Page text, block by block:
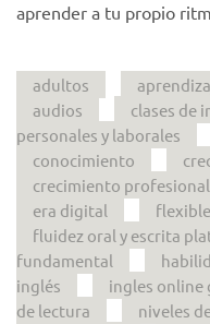
aprender a tu propio
adultos
audios
clases de
personales y laborales
conocimiento
crecimiento profesional
era digital
fluidez oral y escrita
fundamental
inglés
ingles online
de lectura
niveles